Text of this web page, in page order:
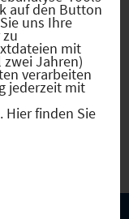
auf den Button
uns Ihre
mit
Jahren)
verarbeiten
jederzeit mit
Hier finden Sie